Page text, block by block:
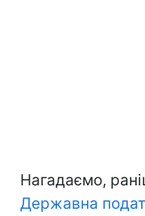
Нагадаємо,
Державна